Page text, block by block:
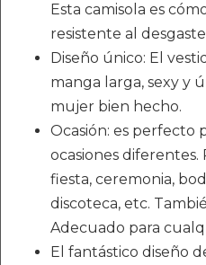
Esta camisola es
resistente al
Diseño único: El
manga larga, sexy y
mujer bien hecho.
Ocasión: es perfecto
ocasiones diferentes.
fiesta, ceremonia,
discoteca, etc.
Adecuado para
El fantástico diseño